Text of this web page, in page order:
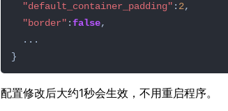
"default_container_padding" : 2
"border" :false
配置修改后大约1秒会生效，不用重启程序。